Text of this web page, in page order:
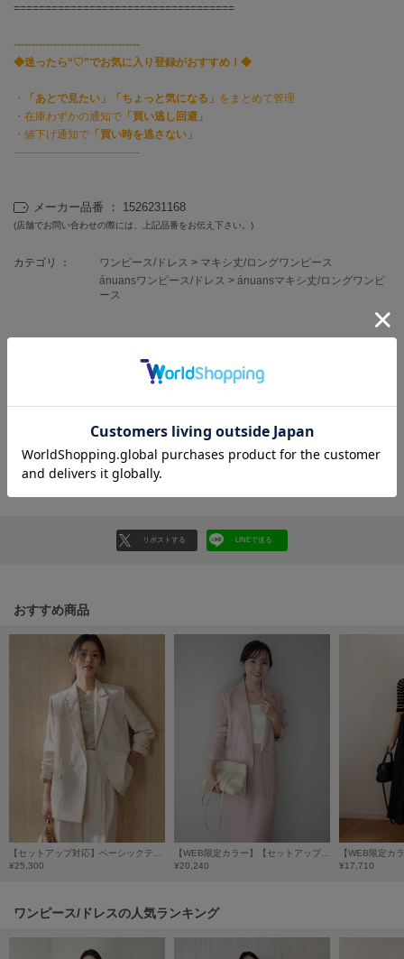
ファーファー
gelato pique
ジェラート ピケ
gelato pique Sleep
HUNTER
HOKA ONEONE
ホカ オネオネ
ルコックスポルティフ
LeSportsac
レスポートサック
LILY BROWN
リリーブラウン
LITTLE UNION TOKYO
リトルユニオン トウキョウ
===================================
-----------------------------------
◆迷ったら“♡”でお気に入り登録がおすすめ！◆
・ 「あとで見たい」「ちょっと気になる」 をまとめて管理
・在庫わずかの通知で 「買い逃し回避」
・値下げ通知で 「買い時を逃さない」
-----------------------------------
メーカー品番 ： 1526231168
(店舗でお問い合わせの際には、上記品番をお伝え下さい。)
カテゴリ ： ワンピース/ドレス > マキシ丈/ロングワンピース
ánuansワンピース/ドレス > ánuansマキシ丈/ロングワンピ
ース
レビュー投稿で全員に30ポイントプレゼント！
レビューはマイページのご注文履歴から投稿いただけます
返品・キャンセルについて
リポストする LINEで送る
おすすめ商品
¥25,300
¥20,240
¥17,710
ワンピース/ドレスの人気ランキング